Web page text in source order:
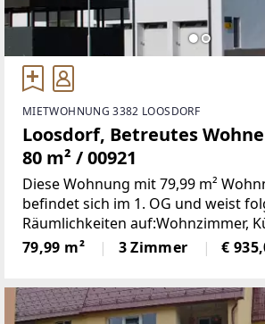
MIETWOHNUNG 3382 LOOSDORF
Loosdorf, Betreutes
80 m² / 00921
Diese Wohnung mit 79,99 m²
befindet sich im 1. OG und weist
Räumlichkeiten auf:Wohnzimmer,
Schlafzimmer, Bad, WC, Vorraum
935Finanzierungsbeitrag ca. €
79,99 m² 3 Zimmer €